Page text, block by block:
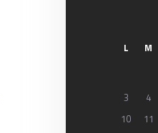
L M
3
4
10
11